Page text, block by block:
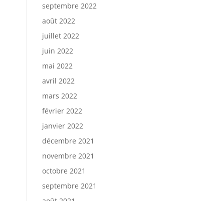
septembre 2022
août 2022
juillet 2022
juin 2022
mai 2022
avril 2022
mars 2022
février 2022
janvier 2022
décembre 2021
novembre 2021
octobre 2021
septembre 2021